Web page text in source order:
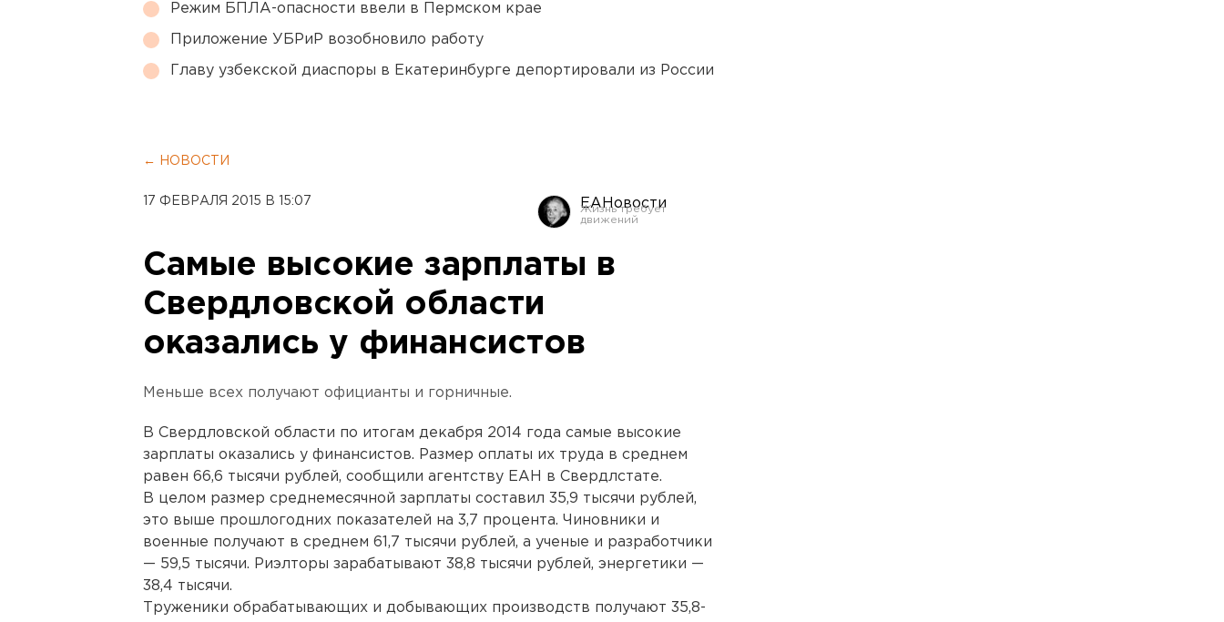
Режим БПЛА-опасности ввели в Пермском крае
Приложение УБРиР возобновило работу
Главу узбекской диаспоры в Екатеринбурге депортировали из России
← НОВОСТИ
17 ФЕВРАЛЯ 2015 В 15:07 ЕАНовости
Самые высокие зарплаты в
Свердловской области
оказались у финансистов
Меньше всех получают официанты и горничные.
В Свердловской области по итогам декабря 2014 года самые высокие
зарплаты оказались у финансистов. Размер оплаты их труда в среднем
равен 66,6 тысячи рублей, сообщили агентству ЕАН в Свердлстате.
В целом размер среднемесячной зарплаты составил 35,9 тысячи рублей,
это выше прошлогодних показателей на 3,7 процента. Чиновники и
военные получают в среднем 61,7 тысячи рублей, а ученые и разработчики
— 59,5 тысячи. Риэлторы зарабатывают 38,8 тысячи рублей, энергетики —
38,4 тысячи.
Труженики обрабатывающих и добывающих производств получают 35,8-